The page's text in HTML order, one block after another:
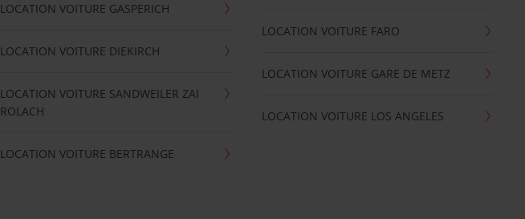
LOCATION VOITURE GASPERICH
LOCATION VOITURE DIEKIRCH
LOCATION VOITURE SANDWEILER ZAI
ROLACH
LOCATION VOITURE BERTRANGE
LOCATION VOITURE FARO
LOCATION VOITURE GARE DE METZ
LOCATION VOITURE LOS ANGELES